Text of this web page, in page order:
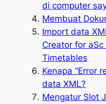
di computer
Membuat
Import data
Creator for
Timetables
Kenapa “Error
data XML?
Mengatur Slot